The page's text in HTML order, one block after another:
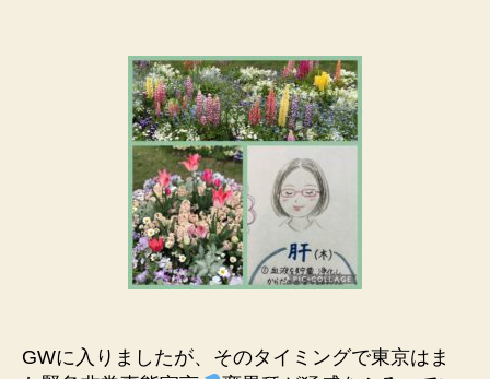
イ
ン
ws
受
け
ま
し
た
♪
＆
の
ス
GWに入りましたが、そのタイミングで東京はま